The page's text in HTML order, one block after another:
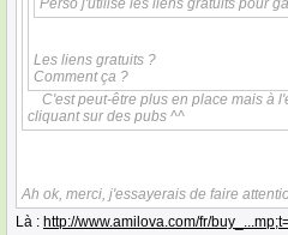
Perso j'utilise les liens gratuits pour
Les liens gratuits ?
Comment ça ?
C'est peut-être plus en place mais à
cliquant sur des pubs ^^
Ah ok, merci, j'essayerais de faire
Là : http://www.amilova.com/fr/